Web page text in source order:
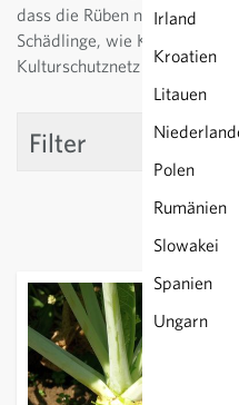
Irland
Kroatien
Litauen
Polen
Rumänien
Slowakei
Spanien
Ungarn
dass die Rüben nicht zäh und
Schädlinge, wie
Kulturschutznetz oder Vlies.
Filter